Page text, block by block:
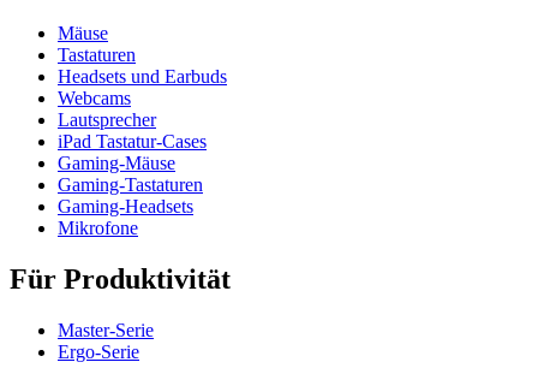
Mäuse
Tastaturen
Headsets und Earbuds
Webcams
Lautsprecher
iPad Tastatur-Cases
Gaming-Mäuse
Gaming-Tastaturen
Gaming-Headsets
Mikrofone
Für Produktivität
Master-Serie
Ergo-Serie